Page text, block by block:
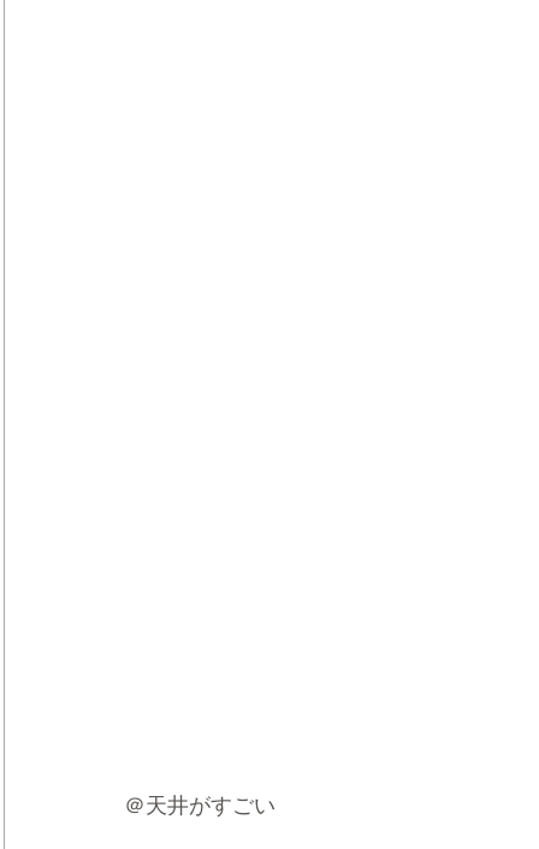
＠天井がすごい